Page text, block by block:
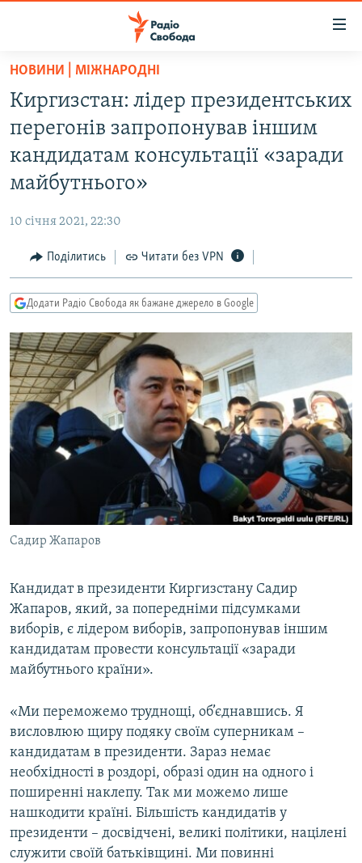
Перейти
основного
матеріалу
Перейти
до
основної
Перейти
пошуку
ВСЕ ЗА ДОБУ
СТАТТІ
ПОЛІТИКА
КУЛЬТУРА
СПОРТ
СВІТ
ВІЙНА
ДОНБАС.РЕАЛІЇ
КРИМ.РЕАЛІЇ
ТИ ЯК?
КИТАЙ.ВИКЛИКИ
МУЛЬТИМЕДІА
ФОТО
СПЕЦПРОЄКТИ
ПОДКАСТИ
РУС
КТАТ
ДОЛУЧАЙСЯ!
Усі сайти RFE/RL
НОВИНИ | МІЖНАРОДНІ
Киргизстан: лідер президентських
перегонів запропонував іншим
кандидатам консультації «заради
майбутнього»
10 січня 2021, 22:30
Поділитись Читати без VPN
Додати Радіо Свобода як бажане джерело в Google
Садир Жапаров
Кандидат в президенти Киргизстану Садир
Жапаров, який, за попередніми підсумками
виборів, є лідером виборів, запропонував іншим
кандидатам провести консультації «заради
майбутнього країни».
«Ми переможемо труднощі, об’єднавшись. Я
висловлюю щиру подяку своїм суперникам –
кандидатам в президенти. Зараз немає
необхідності в роздорі, образі один на одного і
поширенні наклепу. Так ми можемо лише
нашкодити країні. Більшість кандидатів у
президенти – досвідчені, великі політики, націлені
служити своїй батьківщині. Ми повинні